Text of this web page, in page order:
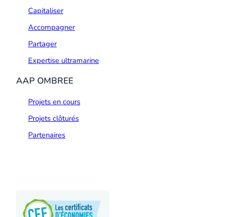
Capitaliser
Accompagner
Partager
Expertise ultramarine
AAP OMBREE
Projets en cours
Projets clôturés
Partenaires